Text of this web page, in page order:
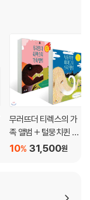
무러뜨더 티렉스의 가
족 앨범 + 털뭉치퀸 매
머드의 스타 앨범 세트
31,500원
10%